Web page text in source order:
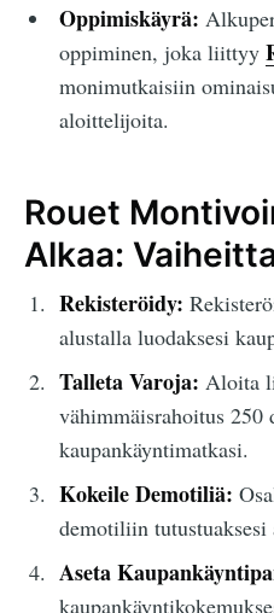
Oppimiskäyrä:
oppiminen, joka liittyy
monimutkaisiin
aloittelijoita.
Rouet
Alkaa:
Rekisteröidy:
alustalla luodaksesi
Talleta Varoja: Aloita
vähimmäisrahoitus
kaupankäyntimatkasi.
Kokeile Demotiliä:
demotiliin tutustuaksesi
Aseta